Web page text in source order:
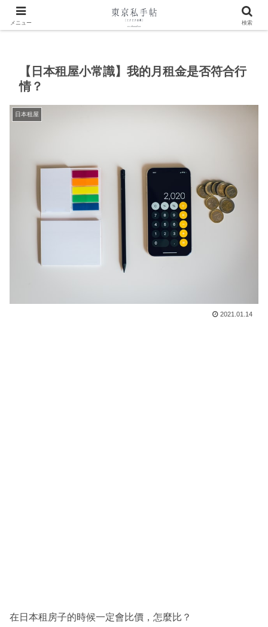
日本租屋
【日本租屋小常識】我的月租金是否符合行
情？
日本租屋
2021.01.14
在日本租房子的時候一定會比價，怎麼比？
メニュー 検索